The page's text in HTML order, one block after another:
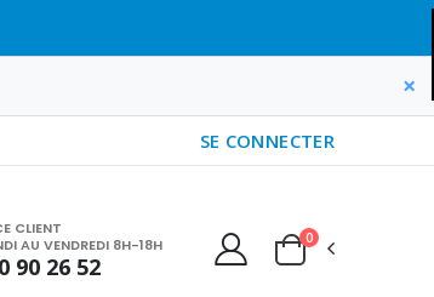
×
SE CONNECTER
CLIENT
AU VENDREDI 8H-18H
90 26 52
0